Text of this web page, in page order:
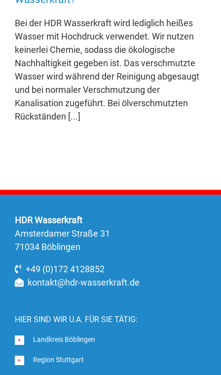
Bei der HDR Wasserkraft wird lediglich heißes
Wasser mit Hochdruck verwendet. Wir nutzen
keinerlei Chemie, sodass die ökologische
Nachhaltigkeit gegeben ist. Das verschmutzte
Wasser wird während der Reinigung abgesaugt
und bei normaler Verschmutzung der
Kanalisation zugeführt. Bei ölverschmutzten
Rückständen [...]
HDR Wasserkraft
Amsterdamer Straße 31
71034 Böblingen
+49 (0)172 4128852
kontakt@hdr-wasserkraft.de
HIER SIND WIR U.A. FÜR SIE TÄTIG:
Landkreis Böblingen
Region Stuttgart